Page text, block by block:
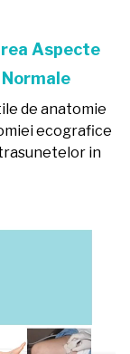
Aspecte
de anatomie
ecografice
in